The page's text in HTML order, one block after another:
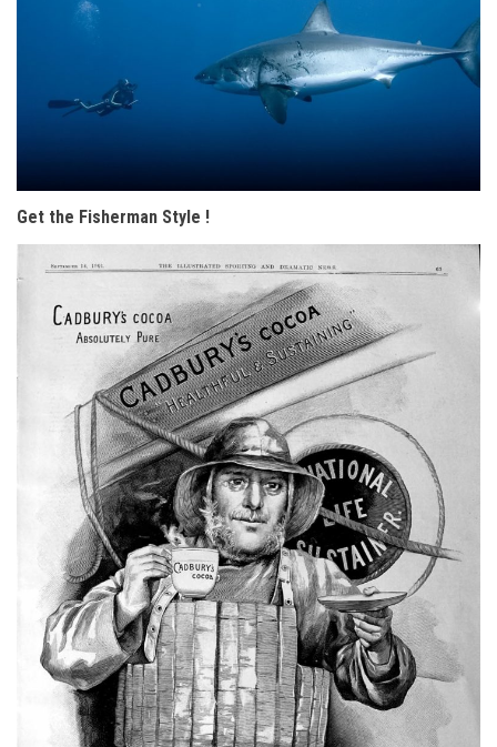
Get the Fisherman Style !